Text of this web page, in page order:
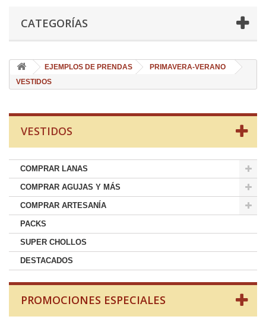
CATEGORÍAS
EJEMPLOS DE PRENDAS
PRIMAVERA-VERANO
VESTIDOS
VESTIDOS
COMPRAR LANAS
COMPRAR AGUJAS Y MÁS
COMPRAR ARTESANÍA
PACKS
SUPER CHOLLOS
DESTACADOS
PROMOCIONES ESPECIALES